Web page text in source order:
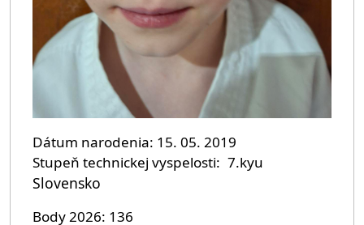
Dátum narodenia 15. 05. 2019
Stupeň technickej vyspelosti
7.kyu
Slovensko
Body 2026 136